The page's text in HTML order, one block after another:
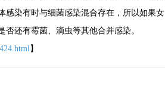
感染有时与细菌感染混合存在，所以如果女
还有霉菌、滴虫等其他合并感染。
】